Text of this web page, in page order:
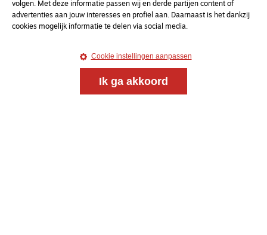
Meld je aan voor onze gratis
nieuwsbrief
uw e-mailadres
volgen. Met deze informatie passen wij en derde partijen content of
advertenties aan jouw interesses en profiel aan. Daarnaast is het dankzij
cookies mogelijk informatie te delen via social media.
Cookie instellingen aanpassen
Ik ga akkoord